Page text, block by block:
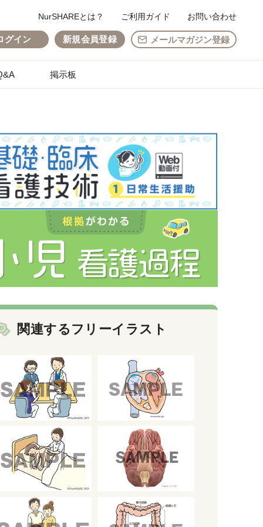
NurSHAREとは？ ご利用ガイド お問い合わせ
グイン 新規会員登録 メールマガジン登録
掲示板
関連するフリーイラスト